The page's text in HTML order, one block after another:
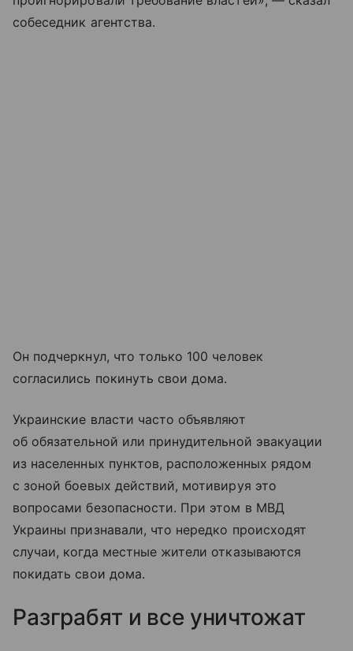
собеседник агентства.
Он подчеркнул, что только 100 человек
согласились покинуть свои дома.
Украинские власти часто объявляют
об обязательной или принудительной эвакуации
из населенных пунктов, расположенных рядом
с зоной боевых действий, мотивируя это
вопросами безопасности. При этом в МВД
Украины признавали, что нередко происходят
случаи, когда местные жители отказываются
покидать свои дома.
Разграбят и все уничтожат